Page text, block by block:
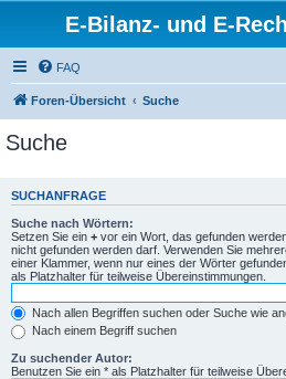
E-Bilanz- und E-
FAQ
Foren-Übersicht Suche
Suche
SUCHANFRAGE
Suche nach Wörtern:
Setzen Sie ein + vor ein Wort, das gefunden
nicht gefunden werden darf. Verwenden Sie
einer Klammer, wenn nur eines der Wörter
als Platzhalter für teilweise Übereinstimmungen.
Nach allen Begriffen suchen oder Suche wie
Nach einem Begriff suchen
Zu suchender Autor:
Benutzen Sie ein * als Platzhalter für teilweise